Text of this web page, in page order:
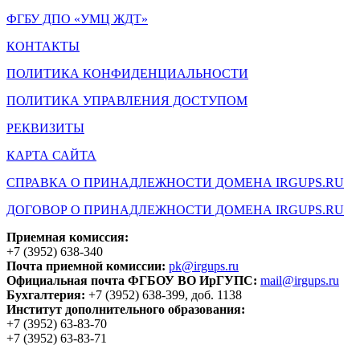
ФГБУ ДПО «УМЦ ЖДТ»
КОНТАКТЫ
ПОЛИТИКА КОНФИДЕНЦИАЛЬНОСТИ
ПОЛИТИКА УПРАВЛЕНИЯ ДОСТУПОМ
РЕКВИЗИТЫ
КАРТА САЙТА
СПРАВКА О ПРИНАДЛЕЖНОСТИ ДОМЕНА IRGUPS.RU
ДОГОВОР О ПРИНАДЛЕЖНОСТИ ДОМЕНА IRGUPS.RU
Приемная комиссия:
+7 (3952) 638-340
Почта приемной комиссии: pk@irgups.ru
Официальная почта ФГБОУ ВО ИрГУПС: mail@irgups.ru
Бухгалтерия: +7 (3952) 638-399, доб. 1138
Институт дополнительного образования:
+7 (3952) 63-83-70
+7 (3952) 63-83-71